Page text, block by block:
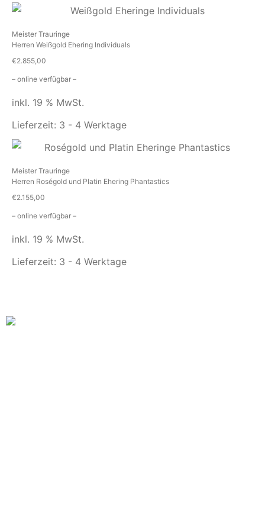
Meister Trauringe
Herren Weißgold Ehering Individuals
€2.855,00
– online verfügbar –
inkl. 19 % MwSt.
Lieferzeit: 3 - 4 Werktage
Meister Trauringe
Herren Roségold und Platin Ehering Phantastics
€2.155,00
– online verfügbar –
inkl. 19 % MwSt.
Lieferzeit: 3 - 4 Werktage